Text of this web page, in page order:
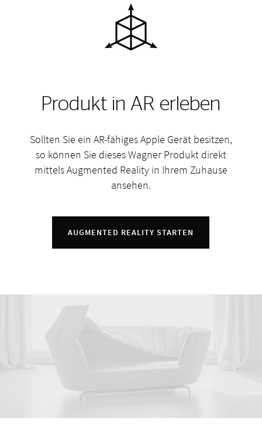
Produkt in AR erleben
Sollten Sie ein AR-fähiges Apple Gerät besitzen,
so können Sie dieses Wagner Produkt direkt
mittels Augmented Reality in Ihrem Zuhause
ansehen.
AUGMENTED REALITY STARTEN